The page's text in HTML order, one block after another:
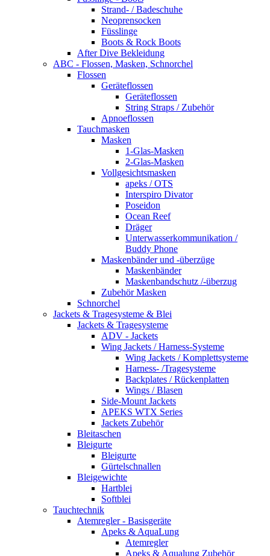
Strand- / Badeschuhe
Neoprensocken
Füsslinge
Boots & Rock Boots
After Dive Bekleidung
ABC - Flossen, Masken, Schnorchel
Flossen
Geräteflossen
Geräteflossen
String Straps / Zubehör
Apnoeflossen
Tauchmasken
Masken
1-Glas-Masken
2-Glas-Masken
Vollgesichtsmasken
apeks / OTS
Interspiro Divator
Poseidon
Ocean Reef
Dräger
Unterwasserkommunikation /
Buddy Phone
Maskenbänder und -überzüge
Maskenbänder
Maskenbandschutz /-überzug
Zubehör Masken
Schnorchel
Jackets & Tragesysteme & Blei
Jackets & Tragesysteme
ADV - Jackets
Wing Jackets / Harness-Systeme
Wing Jackets / Komplettsysteme
Harness- /Tragesysteme
Backplates / Rückenplatten
Wings / Blasen
Side-Mount Jackets
APEKS WTX Series
Jackets Zubehör
Bleitaschen
Bleigurte
Bleigurte
Gürtelschnallen
Bleigewichte
Hartblei
Softblei
Tauchtechnik
Atemregler - Basisgeräte
Apeks & AquaLung
Atemregler
Apeks & Aqualung Zubehör